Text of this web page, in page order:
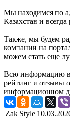
Мы находимся по
Казахстан и
Также, мы будем
компании на
можем стать еще
Всю информацию в
рейтинг и отзывы
информационном
Zak Style